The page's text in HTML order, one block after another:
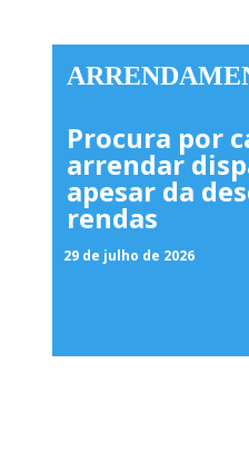
Procura por
arrendar
apesar da
rendas
29 de julho de 2026